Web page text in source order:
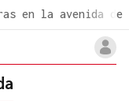
en la avenida de